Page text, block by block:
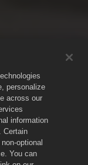
personalize
across our
information
Certain
optional
You can